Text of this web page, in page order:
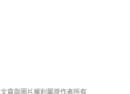
文章與圖片權利屬原作者所有